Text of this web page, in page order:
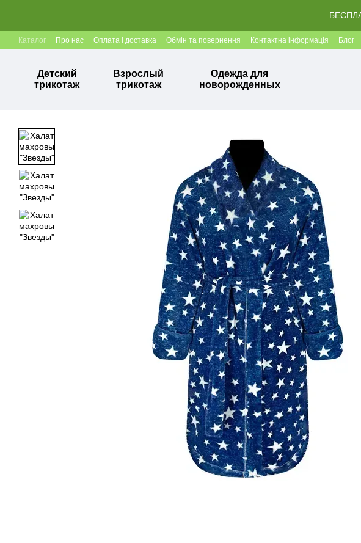
Каталог Про нас Оплата і доставка Обмін та повернення Контактна інформація Блог
Детский
трикотаж
Взрослый
трикотаж
Одежда для
новорожденных